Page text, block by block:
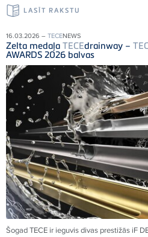
LASĪT RAKSTU
16.03.2026 – TECENEWS
Zelta medaļa TECEdrainway –
AWARDS 2026 balvas
Šogad TECE ir ieguvis divas prestižās iF